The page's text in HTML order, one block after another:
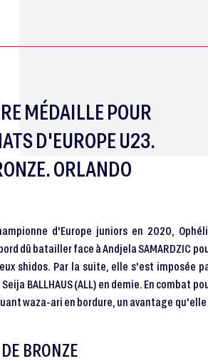
MÉDAILLE POUR
D'EUROPE U23.
ORLANDO
d'Europe juniors en 2020,
dû batailler face à Andjela SAMARDZIC
shidos. Par la suite, elle s'est imposée
BALLHAUS (ALL) en demie. En combat
waza-ari en bordure, un avantage qu'elle
BRONZE